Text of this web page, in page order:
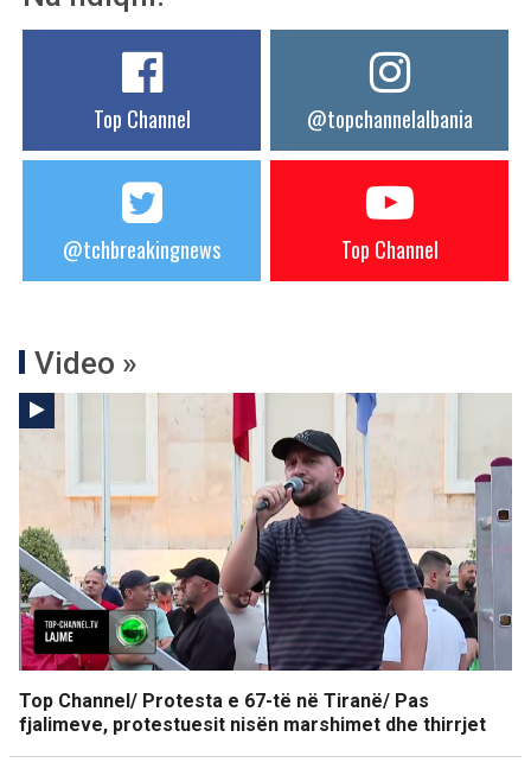
Top Channel @topchannelalbania
@tchbreakingnews Top Channel
Video »
Top Channel/ Protesta e 67-të në Tiranë/ Pas
fjalimeve, protestuesit nisën marshimet dhe thirrjet